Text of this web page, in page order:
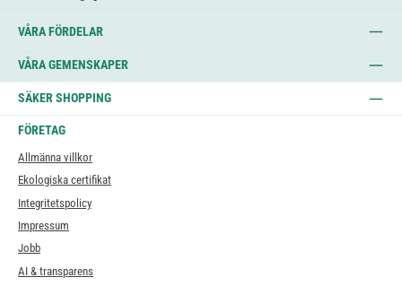
VÅRA FÖRDELAR
VÅRA GEMENSKAPER
SÄKER SHOPPING
FÖRETAG
Allmänna villkor
Ekologiska certifikat
Integritetspolicy
Impressum
Jobb
AI & transparens